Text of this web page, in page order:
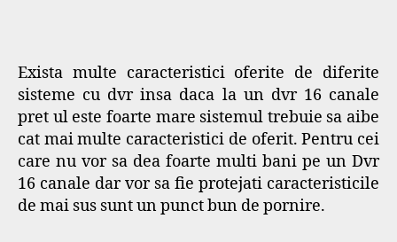
Exista multe caracteristici oferite de diferite
sisteme cu dvr insa daca la un dvr 16 canale
pret ul este foarte mare sistemul trebuie sa aibe
cat mai multe caracteristici de oferit. Pentru cei
care nu vor sa dea foarte multi bani pe un Dvr
16 canale dar vor sa fie protejati caracteristicile
de mai sus sunt un punct bun de pornire.